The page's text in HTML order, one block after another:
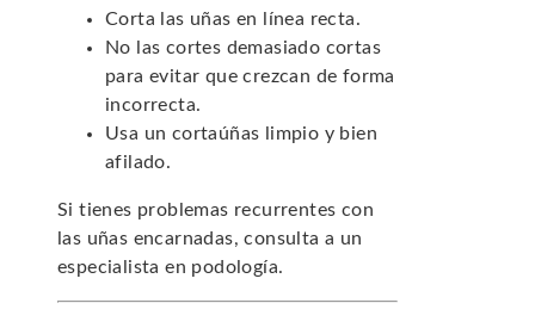
Corta las uñas en línea recta.
No las cortes demasiado cortas
para evitar que crezcan de forma
incorrecta.
Usa un cortaúñas limpio y bien
afilado.
Si tienes problemas recurrentes con
las uñas encarnadas, consulta a un
especialista en podología.